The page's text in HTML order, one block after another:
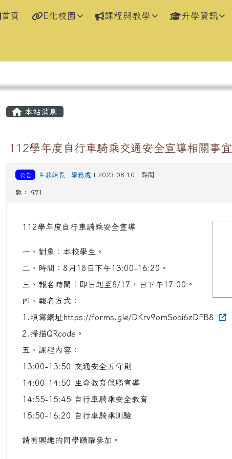
首頁 E化校園 課程與教學 升學資訊
主內容區域
本站消息
112學年度自行車騎乘交通安全宣導相關事宜
公告 生教組長 - 學務處 | 2023-08-10 | 點閱
數： 971
112學年度自行車騎乘安全宣導
一、對象：本校學生。
二、時間：8月18日下午13:00-16:20。
三、報名時間：即日起至8/17，日下午17:00。
四、報名方式：
1.填寫網址https://forms.gle/DKrv9omSoai6zDFB8
2.掃描QRcode。
五、課程內容：
13:00-13:50 交通安全五守則
14:00-14:50 生命教育保腦宣導
14:55-15:45 自行車騎乘安全教育
15:50-16:20 自行車騎乘測驗
請有興趣的同學踴躍參加。